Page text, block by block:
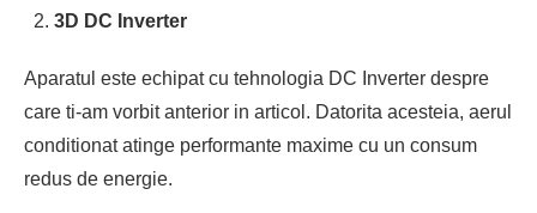
3D DC Inverter
Aparatul este echipat cu tehnologia DC Inverter despre
care ti-am vorbit anterior in articol. Datorita acesteia, aerul
conditionat atinge performante maxime cu un consum
redus de energie.